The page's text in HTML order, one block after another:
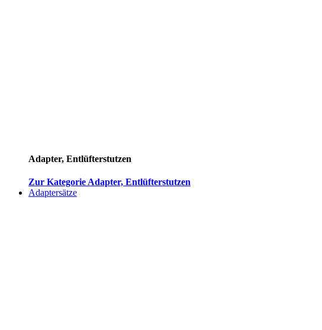
Adapter, Entlüfterstutzen
Zur Kategorie Adapter, Entlüfterstutzen
Adaptersätze